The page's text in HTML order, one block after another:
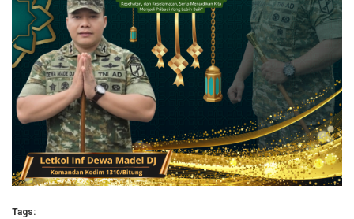
Tags: